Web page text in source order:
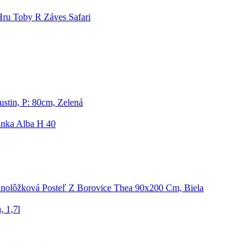
Toby R Záves Safari
P: 80cm, Zelená
Alba H 40
Posteľ Z Borovice Thea 90x200 Cm, Biela
1,7l